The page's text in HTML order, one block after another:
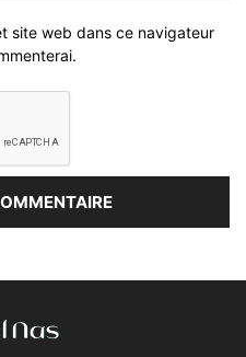
site web dans ce navigateur